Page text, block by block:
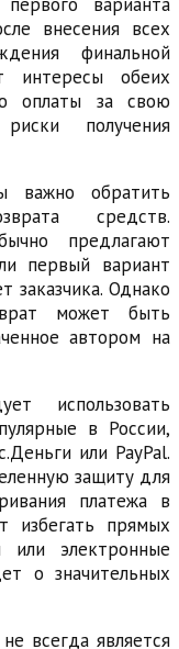
внесения всех
финальной
интересы обеих
оплаты за свою
получения
важно обратить
средств.
предлагают
первый вариант
заказчика. Однако
может быть
автором на
использовать
в России,
или PayPal.
защиту для
платежа в
избегать прямых
или электронные
о значительных
всегда является